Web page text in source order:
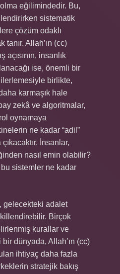
olma eğilimindedir. Bu,
sistematik
çözüm odaklı
tanır. Allah’ın (cc)
açısının, insanlık
ise, önemli bir
birlikte,
karmaşık hale
zekâ ve algoritmalar,
oynamaya
ne kadar “adil”
İnsanlar,
nasıl emin olabilir?
bu sistemler ne kadar
gelecekteki adalet
Birçok
kurallar ve
dünyada, Allah’ın (cc)
ihtiyaç daha fazla
stratejik bakış